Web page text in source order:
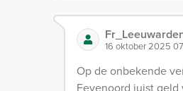
16 oktober 2025
Op de onbekende